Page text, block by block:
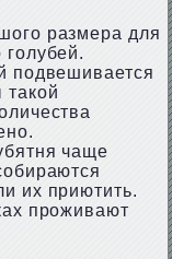
размера для
подвешивается
чаще
их приютить.
проживают